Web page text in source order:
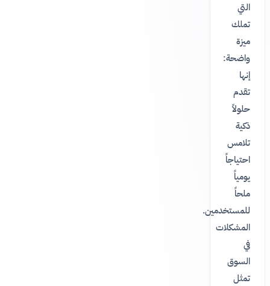
التي
تملك
ميزة
واضحة:
إنها
تقدم
حلولاً
ذكية
تلامس
احتياجاً
يومياً
ملحاً
للمستخدمين.
المشكلات
في
السوق
تمثل